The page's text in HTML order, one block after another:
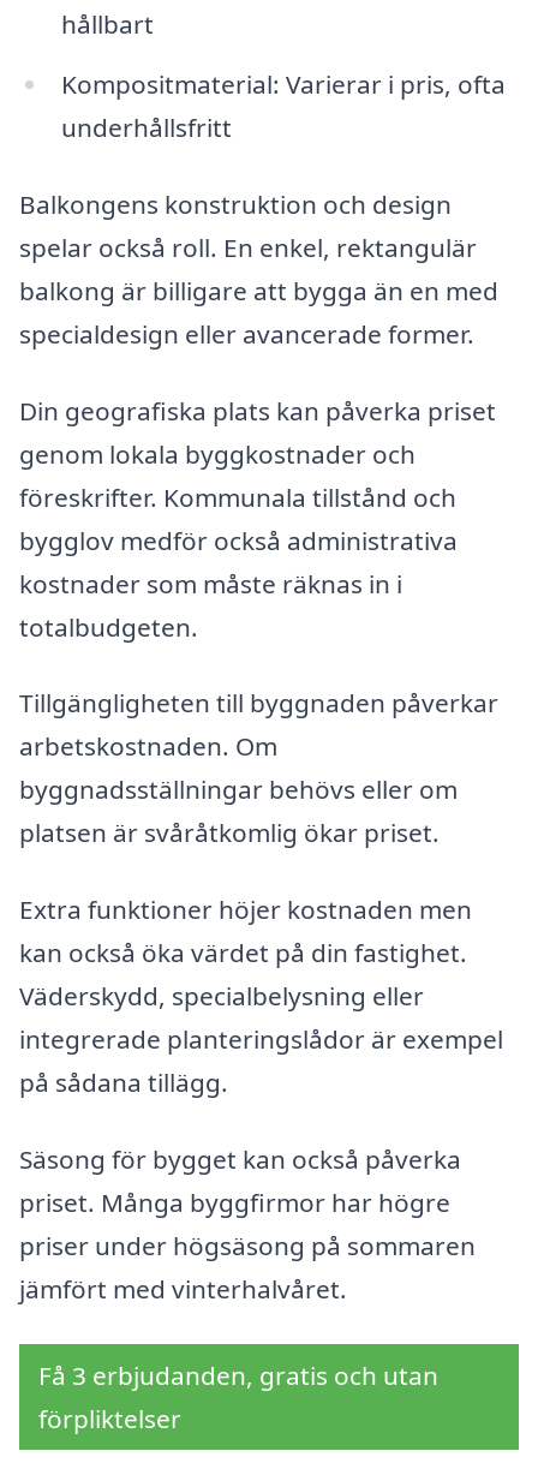
hållbart
Kompositmaterial: Varierar i pris, ofta
underhållsfritt
Balkongens konstruktion och design
spelar också roll. En enkel, rektangulär
balkong är billigare att bygga än en med
specialdesign eller avancerade former.
Din geografiska plats kan påverka priset
genom lokala byggkostnader och
föreskrifter. Kommunala tillstånd och
bygglov medför också administrativa
kostnader som måste räknas in i
totalbudgeten.
Tillgängligheten till byggnaden påverkar
arbetskostnaden. Om
byggnadsställningar behövs eller om
platsen är svåråtkomlig ökar priset.
Extra funktioner höjer kostnaden men
kan också öka värdet på din fastighet.
Väderskydd, specialbelysning eller
integrerade planteringslådor är exempel
på sådana tillägg.
Säsong för bygget kan också påverka
priset. Många byggfirmor har högre
priser under högsäsong på sommaren
jämfört med vinterhalvåret.
Få 3 erbjudanden, gratis och utan
förpliktelser